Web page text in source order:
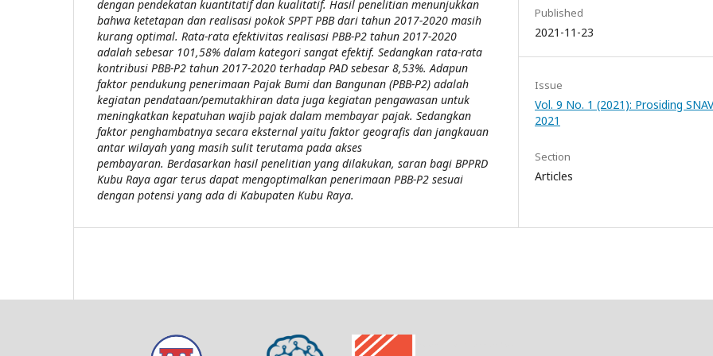
dengan pendekatan kuantitatif dan kualitatif. Hasil penelitian menunjukkan
bahwa ketetapan dan realisasi pokok SPPT PBB dari tahun 2017-2020 masih
kurang optimal. Rata-rata efektivitas realisasi PBB-P2 tahun 2017-2020
adalah sebesar 101,58% dalam kategori sangat efektif. Sedangkan rata-rata
kontribusi PBB-P2 tahun 2017-2020 terhadap PAD sebesar 8,53%. Adapun
faktor pendukung penerimaan Pajak Bumi dan Bangunan (PBB-P2) adalah
kegiatan pendataan/pemutakhiran data juga kegiatan pengawasan untuk
meningkatkan kepatuhan wajib pajak dalam membayar pajak. Sedangkan
faktor penghambatnya secara eksternal yaitu faktor geografis dan jangkauan
antar wilayah yang masih sulit terutama pada akses
pembayaran. Berdasarkan hasil penelitian yang dilakukan, saran bagi BPPRD
Kubu Raya agar terus dapat mengoptimalkan penerimaan PBB-P2 sesuai
dengan potensi yang ada di Kabupaten Kubu Raya.
Published
2021-11-23
Issue
Vol. 9 No. 1 (2021): Prosiding SNAV
2021
Section
Articles